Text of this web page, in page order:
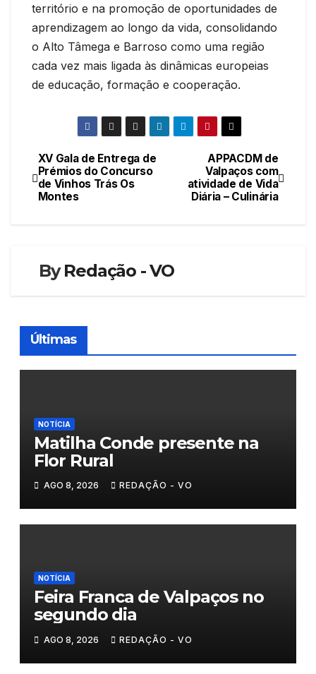
território e na promoção de oportunidades de
aprendizagem ao longo da vida, consolidando
o Alto Tâmega e Barroso como uma região
cada vez mais ligada às dinâmicas europeias
de educação, formação e cooperação.
Navegação
de
APPACDM de
Valpaços com
atividade de Vida
Diária – Culinária
XV Gala de Entrega de
Prémios do Concurso
de Vinhos Trás Os
Montes
ByRedação - VO
Últimas
NOTÍCIA
Matilha Conde presente na
Flor Rural
AGO 8, 2026 REDAÇÃO - VO
NOTÍCIA
Feira Franca de Valpaços no
segundo dia
AGO 8, 2026 REDAÇÃO - VO